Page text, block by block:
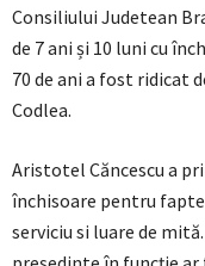
Consiliului Judetean
de 7 ani și 10 luni cu
70 de ani a fost ridicat
Codlea.
Aristotel Căncescu a
închisoare pentru
serviciu si luare de